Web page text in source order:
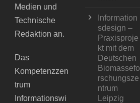
Medien und
Technische
Redaktion an.
Das
Kompetenzzen
trum
Informationswi
Information
sdesign –
Praxisproje
kt mit dem
Deutschen
Biomassefo
rschungsze
ntrum
Leipzig